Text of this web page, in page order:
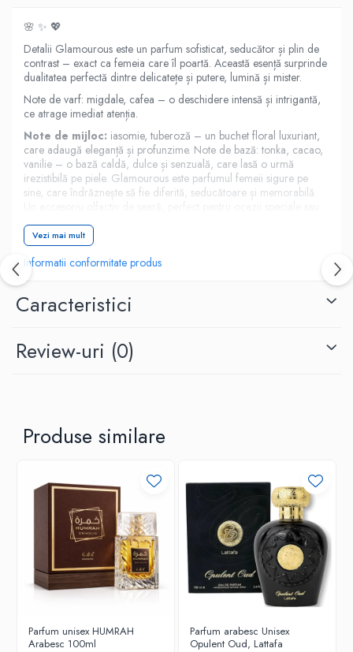
🌸 ✨ 💖
Detalii Glamourous este un parfum sofisticat, seducător și plin de
contrast – exact ca femeia care îl poartă. Această esență surprinde
dualitatea perfectă dintre delicatețe și putere, lumină și mister.
Note de varf: migdale, cafea – o deschidere intensă și intrigantă,
ce atrage imediat atenția.
Note de mijloc: iasomie, tuberoză – un buchet floral luxuriant,
care adaugă eleganță și profunzime. Note de bază: tonka, cacao,
vanilie – o bază caldă, dulce și senzuală, care lasă o urmă
irezistibilă pe piele. Glamourous este parfumul femeii sigure pe
sine, care îndrăznește să fie diferită, seducătoare și memorabilă.
momente în care vrei să cucerești… fără să rostești un cuvânt.
Detalii SKU 6290360598123 Categorii Parfumuri femei Greutate
0.6 kg
Comanda acum si lasa-te cucerit de aromele elegante!
Vezi mai mult
Informatii conformitate produs
Caracteristici
Review-uri (0)
Produse similare
Parfum unisex HUMRAH
Arabesc 100ml
Parfum arabesc Unisex
Opulent Oud, Lattafa